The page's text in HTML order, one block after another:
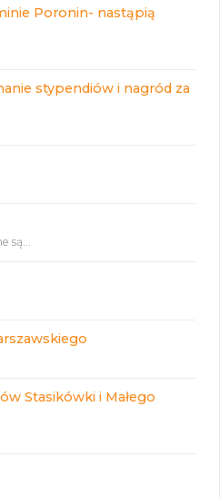
Poronin- nastąpią
stypendiów i nagród za
są...
Stasikówki i Małego